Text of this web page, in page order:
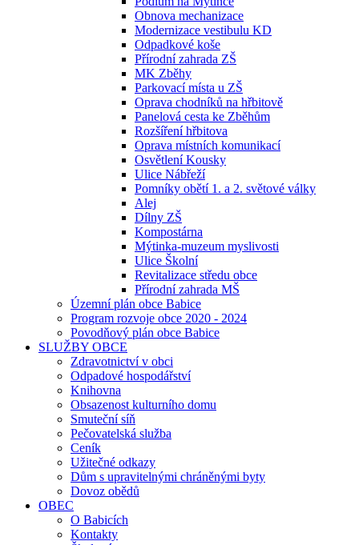
Obnova mechanizace
Modernizace vestibulu KD
Odpadkové koše
Přírodní zahrada ZŠ
MK Zběhy
Parkovací místa u ZŠ
Oprava chodníků na hřbitově
Panelová cesta ke Zběhům
Rozšíření hřbitova
Oprava místních komunikací
Osvětlení Kousky
Ulice Nábřeží
Pomníky obětí 1. a 2. světové války
Alej
Dílny ZŠ
Kompostárna
Mýtinka-muzeum myslivosti
Ulice Školní
Revitalizace středu obce
Přírodní zahrada MŠ
Územní plán obce Babice
Program rozvoje obce 2020 - 2024
Povodňový plán obce Babice
SLUŽBY OBCE
Zdravotnictví v obci
Odpadové hospodářství
Knihovna
Obsazenost kulturního domu
Smuteční síň
Pečovatelská služba
Ceník
Užitečné odkazy
Dům s upravitelnými chráněnými byty
Dovoz obědů
OBEC
O Babicích
Kontakty